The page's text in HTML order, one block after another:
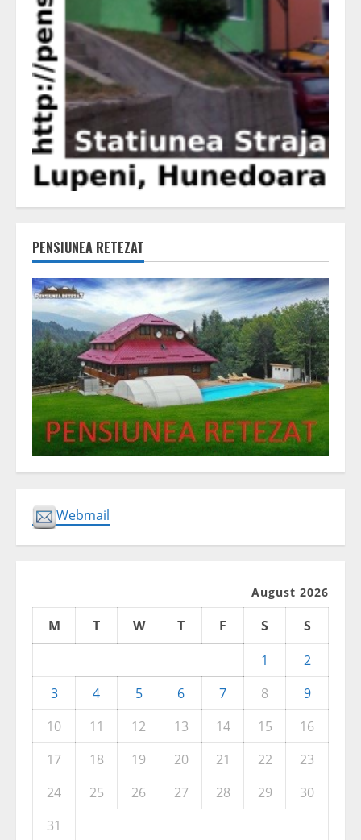
PENSIUNEA RETEZAT
Webmail
August 2026
M T W T F S
S
1
2
3
4 5 6 7 8
9
10
11 12 13 14 15
16
17
18 19 20 21 22
23
24
25 26 27 28 29
30
31